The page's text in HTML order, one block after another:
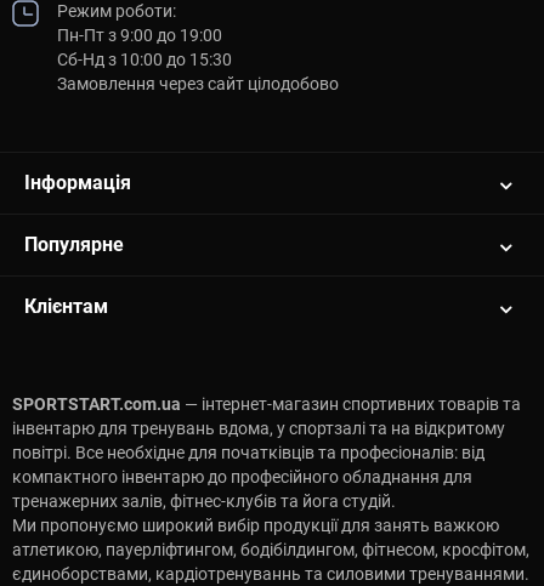
Режим роботи:
Пн-Пт з 9:00 до 19:00
Сб-Нд з 10:00 до 15:30
Замовлення через сайт цілодобово
Інформація
Популярне
Клієнтам
SPORTSTART.com.ua — інтернет-магазин спортивних товарів та
інвентарю для тренувань вдома, у спортзалі та на відкритому
повітрі. Все необхідне для початківців та професіоналів: від
компактного інвентарю до професійного обладнання для
тренажерних залів, фітнес-клубів та йога студій.
Ми пропонуємо широкий вибір продукції для занять важкою
атлетикою, пауерліфтингом, бодібілдингом, фітнесом, кросфітом,
єдиноборствами, кардіотренуваннь та силовими тренуваннями.